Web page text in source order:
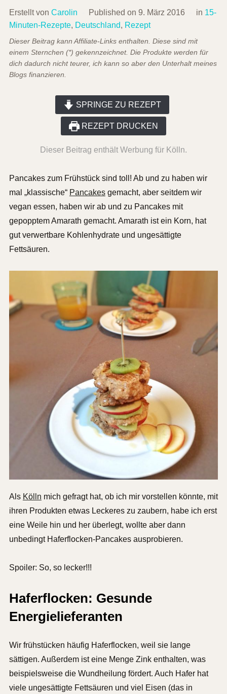
Erstellt von Carolin Published on 9. März 2016 in 15-
Minuten-Rezepte, Deutschland, Rezept
Dieser Beitrag kann Affiliate-Links enthalten. Diese sind mit
einem Sternchen (*) gekennzeichnet. Die Produkte werden für
dich dadurch nicht teurer, ich kann so aber den Unterhalt meines
Blogs finanzieren.
SPRINGE ZU REZEPT
REZEPT DRUCKEN
Dieser Beitrag enthält Werbung für Kölln.
Pancakes zum Frühstück sind toll! Ab und zu haben wir
mal „klassische“ Pancakesgemacht, aber seitdem wir
vegan essen, haben wir ab und zu Pancakes mit
gepopptem Amarath gemacht. Amarath ist ein Korn, hat
gut verwertbare Kohlenhydrate und ungesättigte
Fettsäuren.
Als Kölln mich gefragt hat, ob ich mir vorstellen könnte, mit
ihren Produkten etwas Leckeres zu zaubern, habe ich erst
eine Weile hin und her überlegt, wollte aber dann
unbedingt Haferflocken-Pancakes ausprobieren.
Spoiler: So, so lecker!!!
Haferflocken: Gesunde
Energielieferanten
Wir frühstücken häufig Haferflocken, weil sie lange
sättigen. Außerdem ist eine Menge Zink enthalten, was
beispielsweise die Wundheilung fördert. Auch Hafer hat
viele ungesättigte Fettsäuren und viel Eisen (das in